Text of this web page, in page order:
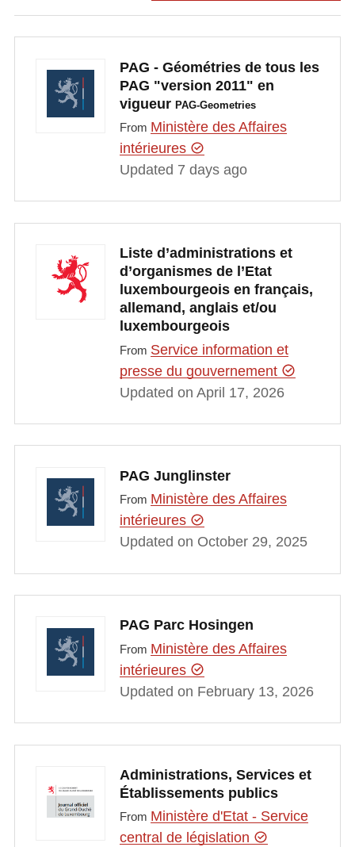
PAG - Géométries de tous les
PAG "version 2011" en
vigueur PAG-Geometries
From Ministère des Affaires
intérieures
Updated 7 days ago
Liste d’administrations et
d’organismes de l’Etat
luxembourgeois en français,
allemand, anglais et/ou
luxembourgeois
From Service information et
presse du gouvernement
Updated on April 17, 2026
PAG Junglinster
From Ministère des Affaires
intérieures
Updated on October 29, 2025
PAG Parc Hosingen
From Ministère des Affaires
intérieures
Updated on February 13, 2026
Administrations, Services et
Établissements publics
From Ministère d'Etat - Service
central de législation